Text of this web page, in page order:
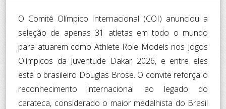
O Comitê Olímpico Internacional (COI) anunciou a
seleção de apenas 31 atletas em todo o mundo
para atuarem como Athlete Role Models nos Jogos
Olímpicos da Juventude Dakar 2026, e entre eles
está o brasileiro Douglas Brose. O convite reforça o
reconhecimento internacional ao legado do
carateca, considerado o maior medalhista do Brasil